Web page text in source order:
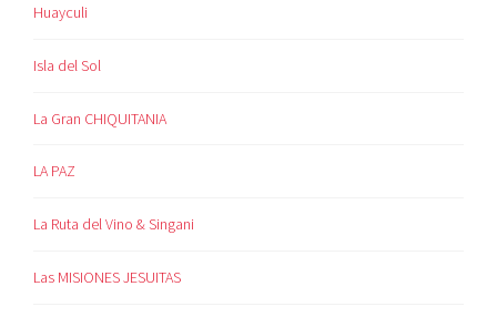
Huayculi
Isla del Sol
La Gran CHIQUITANIA
LA PAZ
La Ruta del Vino & Singani
Las MISIONES JESUITAS